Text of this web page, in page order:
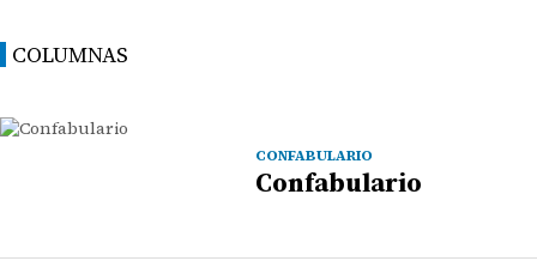
COLUMNAS
CONFABULARIO
Confabulario